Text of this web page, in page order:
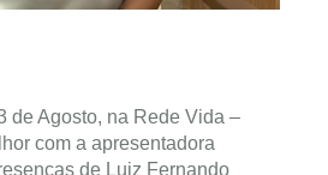
de Agosto, na Rede Vida –
com a apresentadora
de Luiz Fernando